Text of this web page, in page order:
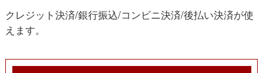
クレジット決済/銀行振込/コンビニ決済/後払い決済が使
えます。